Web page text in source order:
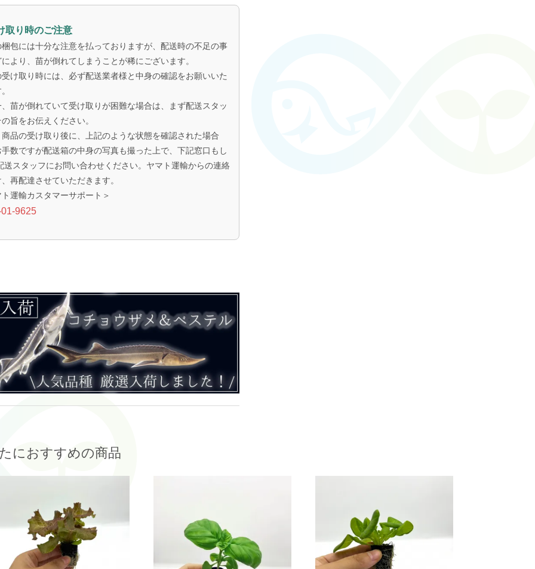
取り時のご注意
包には十分な注意を払っておりますが、配送時の不足の事
より、苗が倒れてしまうことが稀にございます。
け取り時には、必ず配送業者様と中身の確認をお願いいた
苗が倒れていて受け取りが困難な場合は、まず配送スタッ
旨をお伝えください。
品の受け取り後に、上記のような状態を確認された場合
数ですが配送箱の中身の写真も撮った上で、下記窓口もし
送スタッフにお問い合わせください。ヤマト運輸からの連絡
再配達させていただきます。
運輸カスタマーサポート＞
9625
におすすめの商品